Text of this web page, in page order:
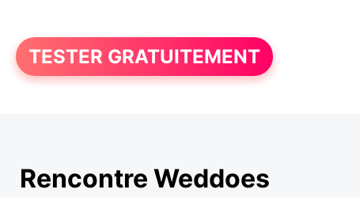
TESTER GRATUITEMENT
Rencontre Weddoes